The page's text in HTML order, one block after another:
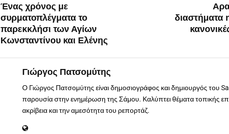
Ένας χρόνος με
συρματοπλέγματα το
παρεκκλήσι των Αγίων
Κωνσταντίνου και Ελένης
διαστήματα
Γιώργος Πατσομύτης
Ο Γιώργος Πατσομύτης είναι δημοσιογράφος και δημιουργός του
παρουσία στην ενημέρωση της Σάμου. Καλύπτει θέματα τοπικής
ακρίβεια και την αμεσότητα του ρεπορτάζ.